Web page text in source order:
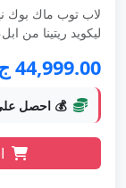
ليكويد ريتينا من
44,999.00 ج.م
💰 احصل على 400 ج.م